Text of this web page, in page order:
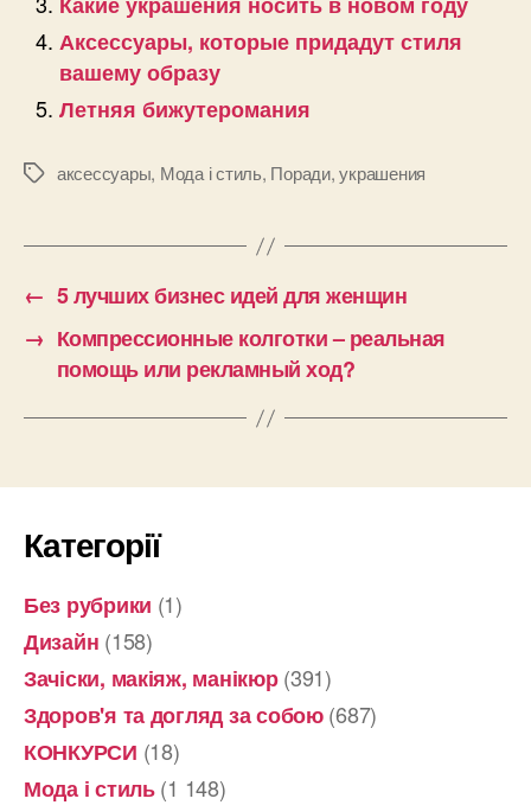
Аксессуары, которые придадут стиля
вашему образу
Летняя бижутеромания
Позначки
аксессуары, Мода і стиль, Поради,украшения
← 5 лучших бизнес идей для женщин
→ Компрессионные колготки – реальная
помощь или рекламный ход?
Категорії
Без рубрики (1)
Дизайн (158)
Зачіски, макіяж, манікюр(391)
Здоров'я та догляд за собою(687)
КОНКУРСИ (18)
Мода і стиль(1 148)